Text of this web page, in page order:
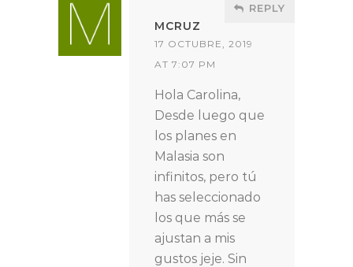
MCRUZ
17 OCTUBRE, 2019
AT 7:07 PM
REPLY
Hola Carolina,
Desde luego que
los planes en
Malasia son
infinitos, pero tú
has seleccionado
los que más se
ajustan a mis
gustos jeje. Sin